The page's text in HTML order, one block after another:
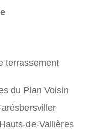
terrassement
du Plan Voisin
de-Vallières